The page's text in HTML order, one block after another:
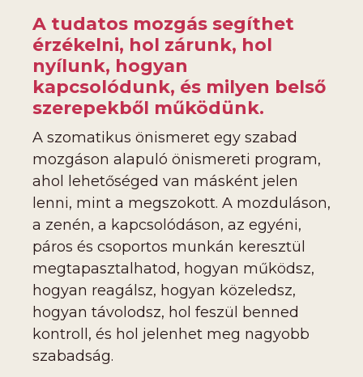
A tudatos mozgás segíthet
érzékelni, hol zárunk, hol
nyílunk, hogyan
kapcsolódunk, és milyen belső
szerepekből működünk.
A szomatikus önismeret egy szabad
mozgáson alapuló önismereti program,
ahol lehetőséged van másként jelen
lenni, mint a megszokott. A mozduláson,
a zenén, a kapcsolódáson, az egyéni,
páros és csoportos munkán keresztül
megtapasztalhatod, hogyan működsz,
hogyan reagálsz, hogyan közeledsz,
hogyan távolodsz, hol feszül benned
kontroll, és hol jelenhet meg nagyobb
szabadság.